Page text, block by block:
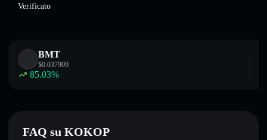
Verificato
BMT
$0.037909
85.03%
FAQ su KOKOP